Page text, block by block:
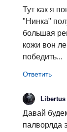
Тут как я
"Нинка"
большая
кожи вон
победить...
Libertus
Давай
палворлда